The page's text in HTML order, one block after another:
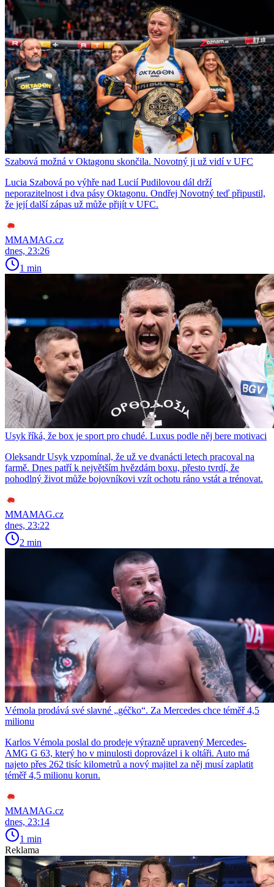
Szabová možná v Oktagonu skončila. Novotný ji už vidí v UFC
Lucia Szabová po výhře nad Lucií Pudilovou dál drží
neporazitelnost i dva pásy Oktagonu. Ondřej Novotný teď připustil,
že její další zápas už může přijít v UFC.
MMAMAG.cz
dnes, 23:26
1 min
Usyk říká, že box je sport pro chudé. Luxus podle něj bere motivaci
Oleksandr Usyk vzpomínal, že už ve dvanácti letech pracoval na
farmě. Dnes patří k největším hvězdám boxu, přesto tvrdí, že
pohodlný život může bojovníkovi vzít ochotu ráno vstát a trénovat.
MMAMAG.cz
dnes, 23:22
2 min
Vémola prodává své slavné „géčko“. Za Mercedes chce téměř 4,5
milionu
Karlos Vémola poslal do prodeje výrazně upravený Mercedes-
AMG G 63, který ho v minulosti doprovázel i k oltáři. Auto má
najeto přes 262 tisíc kilometrů a nový majitel za něj musí zaplatit
téměř 4,5 milionu korun.
MMAMAG.cz
dnes, 23:14
1 min
Reklama